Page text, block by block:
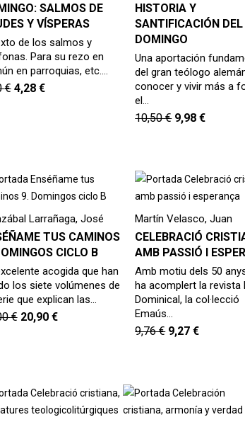
SALMOS DE
Y VÍSPERAS
de los salmos y
Para su rezo en
en parroquias, etc.…
€ 4,28 €
HISTORIA Y
SANTIFICACIÓN DEL
DOMINGO
Una aportación
del gran teólogo
conocer y vivir más a
el…
10,50€ 9,98€
Larrañaga, José
TUS CAMINOS
CICLO B
acogida que han
los siete volúmenes de
que explican las…
€ 20,90 €
Martín Velasco, Juan
CELEBRACIÓ
AMB PASSIÓ I
Amb motiu dels 50
ha acomplert la revista
Dominical, la col·lecció
Emaús…
9,76€ 9,27€